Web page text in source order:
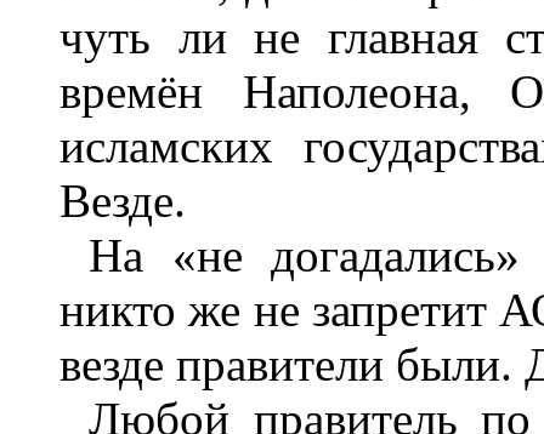
чуть ли не главная
времён Наполеона,
исламских
Везде.
На «не
никто же не запретит
везде правители были.
Любой правитель